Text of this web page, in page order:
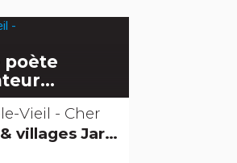
poète
Vieil - Cher
de découverte et de loisirs Routes & chemins Gens d'ici